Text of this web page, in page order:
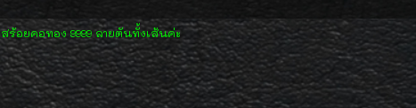
สร้อยคอทอง 9999 ลายตันทั้งเส้นค่ะ